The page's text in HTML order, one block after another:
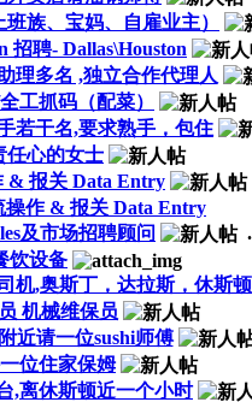
族、宝妈、自雇业主）
招聘- Dallas\Houston
理多名 ,独立合作代理人
工抓码（配菜）
若干名,要求熟手，包住
任心的女士
& 报关 Data Entry
操作 & 报关 Data Entry
及市场招聘顾问
饮设备
机,奥斯丁，达拉斯，休斯顿
机械维保员
近请一位sushi师傅
位住家保姆
,离休斯顿近一个小时